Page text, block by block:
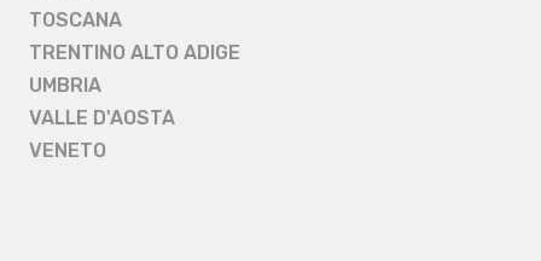
TOSCANA
TRENTINO ALTO ADIGE
UMBRIA
VALLE D'AOSTA
VENETO